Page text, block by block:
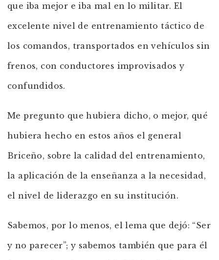
que iba mejor e iba mal en lo militar. El
excelente nivel de entrenamiento táctico de
los comandos, transportados en vehículos sin
frenos, con conductores improvisados y
confundidos.
Me pregunto que hubiera dicho, o mejor, qué
hubiera hecho en estos años el general
Briceño, sobre la calidad del entrenamiento,
la aplicación de la enseñanza a la necesidad,
el nivel de liderazgo en su institución.
Sabemos, por lo menos, el lema que dejó: “Ser
y no parecer”; y sabemos también que para él